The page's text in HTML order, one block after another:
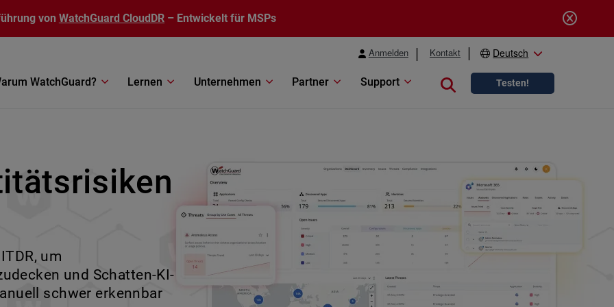
von WatchGuard CloudDR – Entwickelt für MSPs
Anmelden Kontakt Deutsch
WatchGuard? Lernen Unternehmen Partner Support Close search
Testen!
ohne
Rackmount
um
und Schatten-KI-
schwer erkennbar
Kunden am Laufen
damit Ihr
zu verlieren.
neu
(EDR) auf jeder
Management und